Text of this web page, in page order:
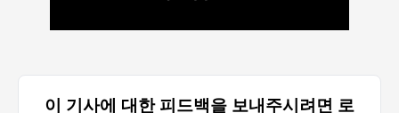
이 기사에 대한 피드백을 보내주시려면 로